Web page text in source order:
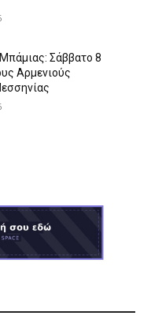
Σάββατο 8
Αρμενιούς